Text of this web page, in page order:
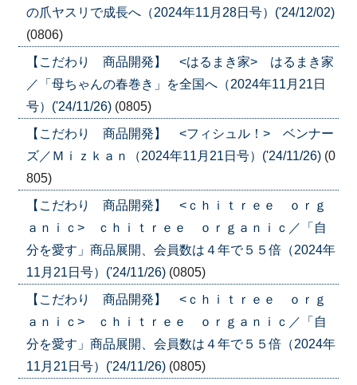
の爪ヤスリで成長へ（2024年11月28日号）('24/12/02)
(0806)
【こだわり 商品開発】 <はるまき家> はるまき家
／「母ちゃんの春巻き」を全国へ（2024年11月21日
号）('24/11/26) (0805)
【こだわり 商品開発】 <フィシュル！> ベンナー
ズ／Ｍｉｚｋａｎ（2024年11月21日号）('24/11/26) (0
805)
【こだわり 商品開発】 <ｃｈｉｔｒｅｅ ｏｒｇ
ａｎｉｃ> ｃｈｉｔｒｅｅ ｏｒｇａｎｉｃ／「自
分を愛す」商品展開、会員数は４年で５５倍（2024年
11月21日号）('24/11/26) (0805)
【こだわり 商品開発】 <ｃｈｉｔｒｅｅ ｏｒｇ
ａｎｉｃ> ｃｈｉｔｒｅｅ ｏｒｇａｎｉｃ／「自
分を愛す」商品展開、会員数は４年で５５倍（2024年
11月21日号）('24/11/26) (0805)